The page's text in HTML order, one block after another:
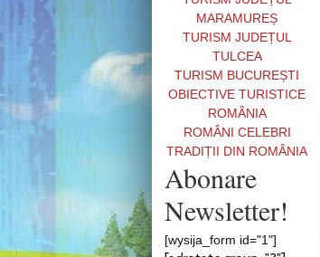
MARAMUREȘ
TURISM JUDEȚUL
TULCEA
TURISM BUCUREȘTI
OBIECTIVE TURISTICE
ROMÂNIA
ROMÂNI CELEBRI
TRADIȚII DIN ROMÂNIA
Abonare
Newsletter!
[wysija_form id="1"]